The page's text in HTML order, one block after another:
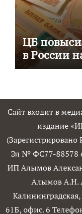
ЦБ
в России
Сайт входит в
издание
(Зарегистрировано
Эл № ФС77-88578
ИП Алымов
Алымов А.Н.
61Б, офис. 6